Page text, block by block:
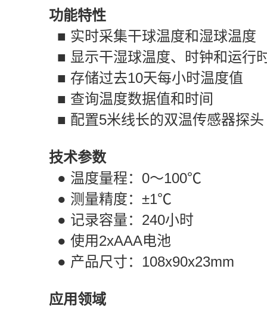
功能特性
■ 实时采集干球温度和湿球温度
■ 显示干湿球温度、时钟和运行
■ 存储过去10天每小时温度值
■ 查询温度数据值和时间
■ 配置5米线长的双温传感器探头
技术参数
● 温度量程： 0～100℃
● 测量精度：±1℃
● 记录容量： 240小时
● 使用2xAAA电池
● 产品尺寸： 108x90x23mm
应用领域